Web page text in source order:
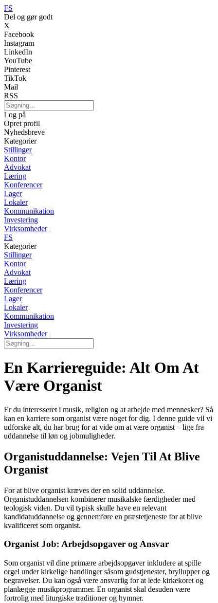
FS
Del og gør godt
X
Facebook
Instagram
LinkedIn
YouTube
Pinterest
TikTok
Mail
RSS
Log på
Opret profil
Nyhedsbreve
Kategorier
Stillinger
Kontor
Advokat
Læring
Konferencer
Lager
Lokaler
Kommunikation
Investering
Virksomheder
FS
Kategorier
Stillinger
Kontor
Advokat
Læring
Konferencer
Lager
Lokaler
Kommunikation
Investering
Virksomheder
En Karriereguide: Alt Om At
Være Organist
Er du interesseret i musik, religion og at arbejde med mennesker? Så
kan en karriere som organist være noget for dig. I denne guide vil vi
udforske alt, du har brug for at vide om at være organist – lige fra
uddannelse til løn og jobmuligheder.
Organistuddannelse: Vejen Til At Blive
Organist
For at blive organist kræves der en solid uddannelse.
Organistuddannelsen kombinerer musikalske færdigheder med
teologisk viden. Du vil typisk skulle have en relevant
kandidatuddannelse og gennemføre en præstetjeneste for at blive
kvalificeret som organist.
Organist Job: Arbejdsopgaver og Ansvar
Som organist vil dine primære arbejdsopgaver inkludere at spille
orgel under kirkelige handlinger såsom gudstjenester, bryllupper og
begravelser. Du kan også være ansvarlig for at lede kirkekoret og
planlægge musikprogrammer. En organist skal desuden være
fortrolig med liturgiske traditioner og hymner.